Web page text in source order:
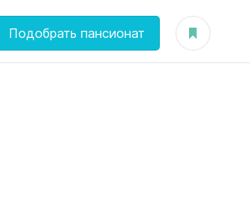
Подобрать пансионат